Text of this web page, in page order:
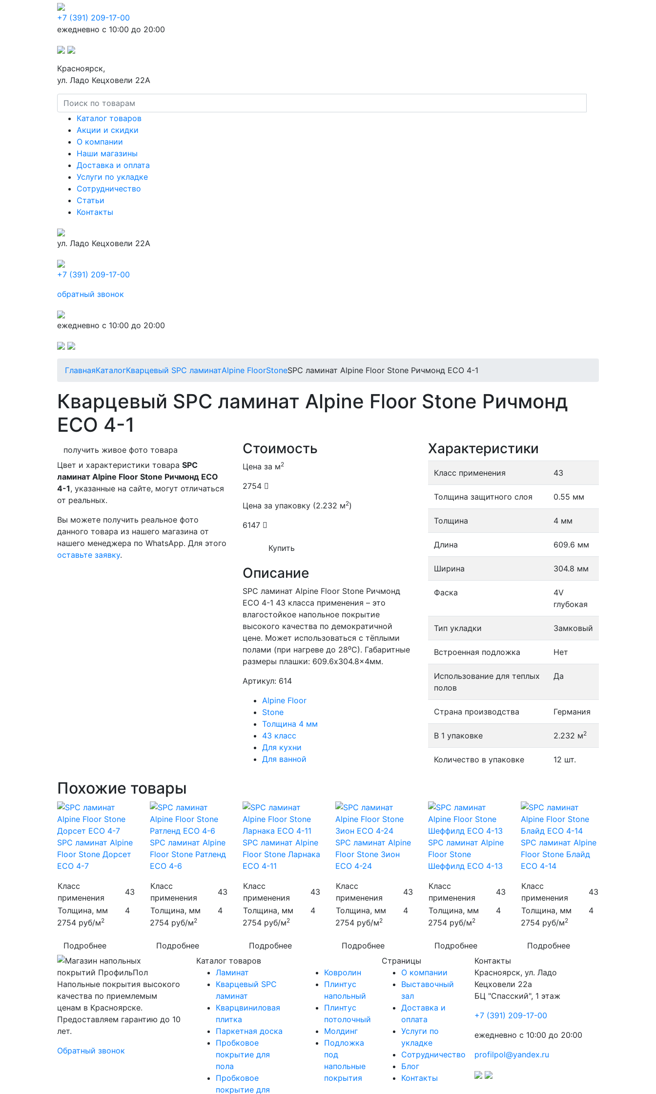
+7 (391) 209-17-00
ежедневно с 10:00 до 20:00
Красноярск,
ул. Ладо Кецховели 22А
Каталог товаров
Акции и скидки
О компании
Наши магазины
Доставка и оплата
Услуги по укладке
Сотрудничество
Статьи
Контакты
ул. Ладо Кецховели 22А
+7 (391) 209-17-00
обратный звонок
ежедневно с 10:00 до 20:00
ГлавнаяКаталогКварцевый SPC ламинатAlpine FloorStoneSPC ламинат Alpine Floor Stone Ричмонд ECO 4-1
Кварцевый SPC ламинат Alpine Floor Stone Ричмонд
ECO 4-1
получить живое фото товара
Цвет и характеристики товара SPC
ламинат Alpine Floor Stone Ричмонд ECO
4-1, указанные на сайте, могут отличаться
от реальных.
Вы можете получить реальное фото
данного товара из нашего магазина от
нашего менеджера по WhatsApp. Для этого
оставьте заявку.
Стоимость
Цена за м2
2754
Цена за упаковку (2.232 м2)
6147
Купить
Описание
SPC ламинат Alpine Floor Stone Ричмонд
ECO 4-1 43 класса применения – это
влагостойкое напольное покрытие
высокого качества по демократичной
цене. Может использоваться с тёплыми
полами (при нагреве до 28⁰С). Габаритные
размеры плашки: 609.6x304.8x4мм.
Артикул: 614
Alpine Floor
Stone
Толщина 4 мм
43 класс
Для кухни
Для ванной
Характеристики
Класс применения 43
Толщина защитного слоя 0.55 мм
Толщина 4 мм
Длина 609.6 мм
Ширина 304.8 мм
Фаска
4V
глубокая
Тип укладки Замковый
Встроенная подложка Нет
Использование для теплых
полов
Да
Страна производства Германия
В 1 упаковке 2.232 м2
Количество в упаковке 12 шт.
Похожие товары
SPC ламинат Alpine
Floor Stone Дорсет
ECO 4-7
Класс
применения
43
Толщина, мм
4
2754 руб/м2
Подробнее
SPC ламинат Alpine
Floor Stone Ратленд
ECO 4-6
Класс
применения
43
Толщина, мм
4
2754 руб/м2
Подробнее
SPC ламинат Alpine
Floor Stone Ларнака
ECO 4-11
Класс
применения
43
Толщина, мм
4
2754 руб/м2
Подробнее
SPC ламинат Alpine
Floor Stone Зион
ECO 4-24
Класс
применения
43
Толщина, мм
4
2754 руб/м2
Подробнее
SPC ламинат Alpine
Floor Stone
Шеффилд ECO 4-13
Класс
применения
43
Толщина, мм
4
2754 руб/м2
Подробнее
SPC ламинат Alpine
Floor Stone Блайд
ECO 4-14
Класс
применения
43
Толщина, мм
4
2754 руб/м2
Подробнее
Напольные покрытия высокого
качества по приемлемым
ценам в Красноярске.
Предоставляем гарантию до 10
лет.
Обратный звонок
Каталог товаров
Ламинат
Кварцевый SPC
ламинат
Кварцвиниловая
плитка
Паркетная доска
Пробковое
покрытие для
пола
Пробковое
покрытие для
Ковролин
Плинтус
напольный
Плинтус
потолочный
Молдинг
Подложка
под
напольные
покрытия
Страницы
О компании
Выставочный
зал
Доставка и
оплата
Услуги по
укладке
Сотрудничество
Блог
Контакты
Контакты
Красноярск, ул. Ладо
Кецховели 22а
БЦ "Спасский", 1 этаж
+7 (391) 209-17-00
ежедневно с 10:00 до 20:00
profilpol@yandex.ru